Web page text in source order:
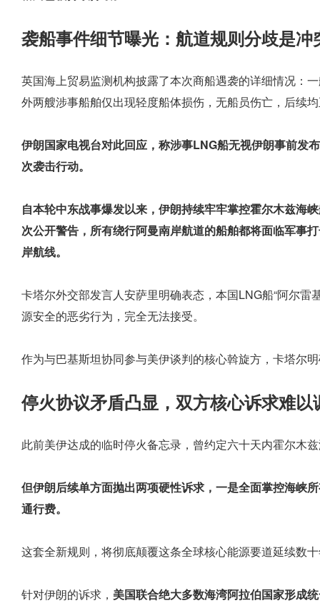
袭船事件细节曝光：航道规则分歧是冲
英国海上贸易监测机构披露了本次商船遇袭的详细情况：
外两艘涉事船舶仅出现轻度船体损伤，无船员伤亡，后续
伊朗国家电视台对此回应，称涉事LNG船无视伊朗事前发
次袭击行动。
自本轮中东战事爆发以来，伊朗持续牢牢掌控霍尔木兹海
次公开警告，所有绕行阿曼南岸航道的船舶都将面临军事
岸航线。
卡塔尔外交部发言人安萨里明确表态，本国LNG船“阿尔
源安全的恶劣行为，完全无法接受。
作为与巴基斯坦协同参与美伊谈判的核心斡旋方，卡塔尔
停火协议矛盾凸显，双方核心诉求难以
此前美伊达成的临时停火备忘录，曾约定六十天内霍尔木
但伊朗后续单方面抛出两项硬性诉求，一是全面掌控海峡
通行费。
这套全新规则，将彻底颠覆这条全球核心能源要道延续数
针对伊朗的诉求， 美国联合绝大多数海湾阿拉伯国家形成